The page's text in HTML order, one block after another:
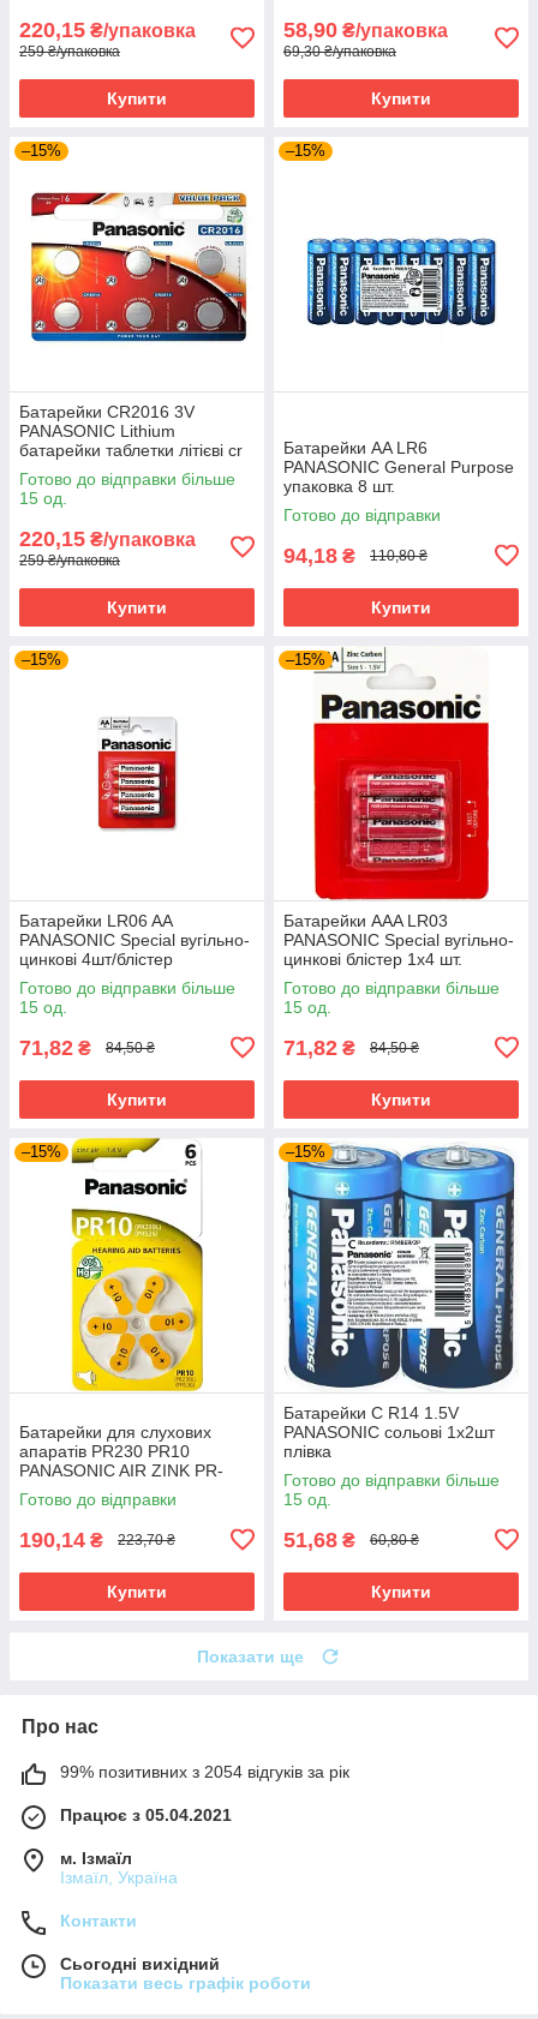
220,15 ₴/упаковка
259 ₴/упаковка
Купити
58,90 ₴/упаковка
69,30 ₴/упаковка
Купити
–15%
Батарейки CR2016 3V
PANASONIC Lithium
батарейки таблетки літієві cr
2016
Готово до відправки більше
15 од.
220,15 ₴/упаковка
259 ₴/упаковка
Купити
–15%
Батарейки AA LR6
PANASONIC General Purpose
упаковка 8 шт.
Готово до відправки
94,18 ₴ 110,80 ₴
Купити
–15%
Батарейки LR06 AA
PANASONIC Special вугільно-
цинкові 4шт/блістер
Готово до відправки більше
15 од.
71,82 ₴ 84,50 ₴
Купити
–15%
Батарейки AAA LR03
PANASONIC Special вугільно-
цинкові блістер 1x4 шт.
Готово до відправки більше
15 од.
71,82 ₴ 84,50 ₴
Купити
–15%
Батарейки для слухових
апаратів PR230 PR10
PANASONIC AIR ZINK PR-
230/6LB, 1х6 шт
Готово до відправки
190,14 ₴ 223,70 ₴
Купити
–15%
Батарейки C R14 1.5V
PANASONIC сольові 1х2шт
плівка
Готово до відправки більше
15 од.
51,68 ₴ 60,80 ₴
Купити
Показати ще
Про нас
99% позитивних з 2054 відгуків за рік
Працює з 05.04.2021
м. Ізмаїл
Ізмаїл, Україна
Контакти
Сьогодні вихідний
Показати весь графік роботи